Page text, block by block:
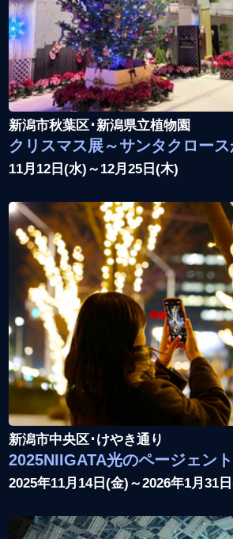
新潟市秋葉区･新潟県立植物園
クリスマス展～サンタクロー
11月12日(水)～12月25日(木)
新潟市中央区･けやき通り
2025NIIGATA光のページェント
2025年11月14日(金)～2026年1月31